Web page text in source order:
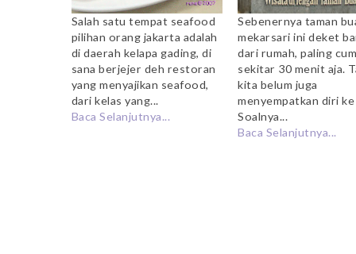
Salah satu tempat seafood
pilihan orang jakarta adalah
di daerah kelapa gading, di
sana berjejer deh restoran
yang menyajikan seafood,
dari kelas yang...
Baca Selanjutnya...
Sebenernya taman
mekarsari ini deket
dari rumah, paling
sekitar 30 menit aja.
kita belum juga
menyempatkan diri ke
Soalnya...
Baca Selanjutnya...